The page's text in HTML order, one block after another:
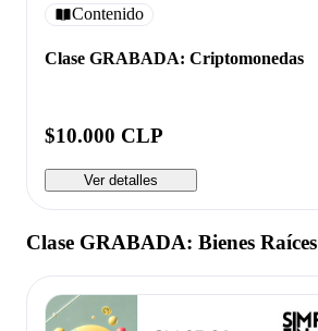
Contenido
Clase GRABADA: Criptomonedas
$10.000 CLP
Ver detalles
Clase GRABADA: Bienes Raíces